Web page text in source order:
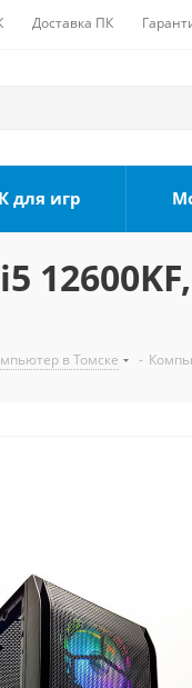
Доставка ПК
для игр
в Томске -